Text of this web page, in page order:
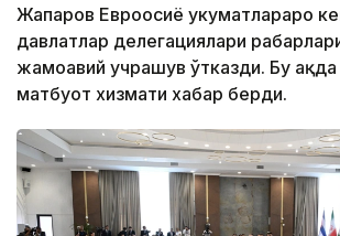
Жапаров Евроосиё ҳукуматлараро
давлатлар делегациялари
жамоавий учрашув ўтказди. Бу
матбуот хизмати хабар берди.